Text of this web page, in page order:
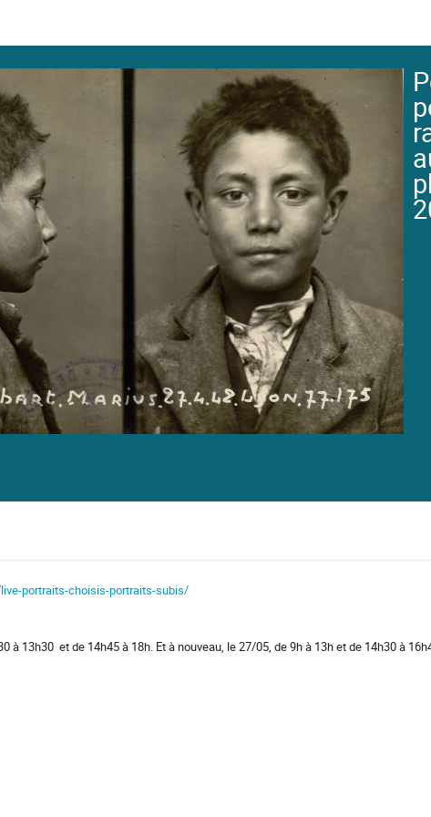
portraits-choisis-portraits-subis/
à 13h30 et de 14h45 à 18h. Et à nouveau, le 27/05, de 9h à 13h et de 14h30 à